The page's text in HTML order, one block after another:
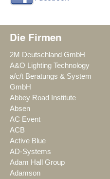
Die Firmen
2M Deutschland GmbH
A&O Lighting Technology
a/c/t Beratungs & System
GmbH
Abbey Road Institute
Absen
AC Event
ACB
Active Blue
AD-Systems
Adam Hall Group
Adamson